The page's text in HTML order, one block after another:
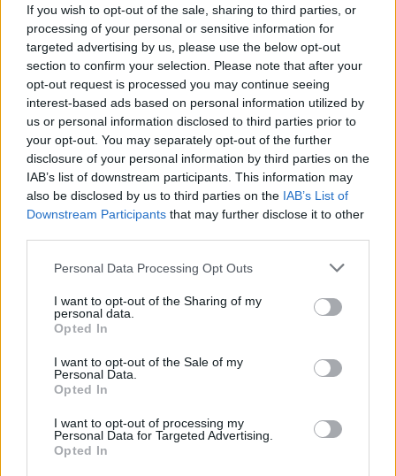
If you wish to opt-out of the sale, sharing to third parties, or
processing of your personal or sensitive information for
targeted advertising by us, please use the below opt-out
section to confirm your selection. Please note that after your
opt-out request is processed you may continue seeing
interest-based ads based on personal information utilized by
us or personal information disclosed to third parties prior to
your opt-out. You may separately opt-out of the further
disclosure of your personal information by third parties on the
IAB’s list of downstream participants. This information may
also be disclosed by us to third parties on the IAB’s List of
Downstream Participants that may further disclose it to other
Personal Data Processing Opt Outs
I want to opt-out of the Sharing of my
personal data.
Opted In
I want to opt-out of the Sale of my
Personal Data.
Opted In
I want to opt-out of processing my
Personal Data for Targeted Advertising.
Opted In
22:30
Αυτές είναι οι πιο επικίνδυνες εβδομάδες για μεγάλες
πυρκαγιές
22:21
Χρήστος Δάντης: «Δεν περίμενα την αχαριστία, 22 χρόνια
μετά και συνάδελφοι προσπαθούν να ξεχάσουν ότι
έγραψα αυτό το τραγούδι»
22:14
Ξεκινούν τα δοκιμαστικά δρομολόγια της επέκτασης του
22:05
πάνω από 2 εκατ. ευρώ
Συρία: Βόμβα εξερράγη σε λεωφορείο κοντά στη
Δαμασκό – Τουλάχιστον 2 νεκροί και 13 τραυματίες
ΠΕΡΙΣΣΟΤΕΡΑ